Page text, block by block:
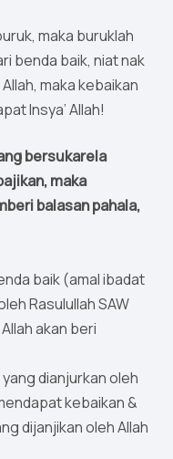
maka buruklah
benda baik, niat nak
maka kebaikan
Insya’ Allah!
bersukarela
maka
balasan pahala,
baik (amal ibadat
Rasulullah SAW
akan beri
dianjurkan oleh
kebaikan &
dijanjikan oleh Allah